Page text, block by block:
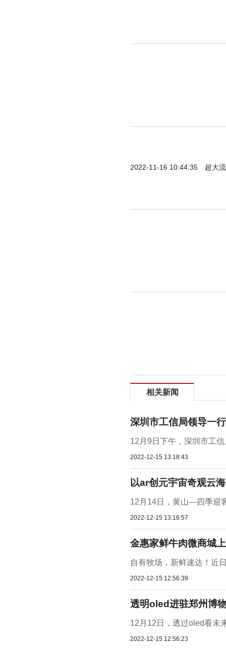
2022-11-16 10:44:35 超大
相关新闻
深圳市工信局领导一
12月9日下午，深圳市工
2022-12-15 13:18:43
以ar创元宇宙奇观云
12月14日，黄山—四季迎
2022-12-15 13:16:57
金惠家鲜牛肉微商城
自有牧场，新鲜速达！近
2022-12-15 12:56:39
透明oled进驻郑州博
12月12日，透过oled看未
2022-12-15 12:56:23